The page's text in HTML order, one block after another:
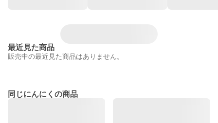
最近見た商品
販売中の最近見た商品はありません。
同じにんにくの商品